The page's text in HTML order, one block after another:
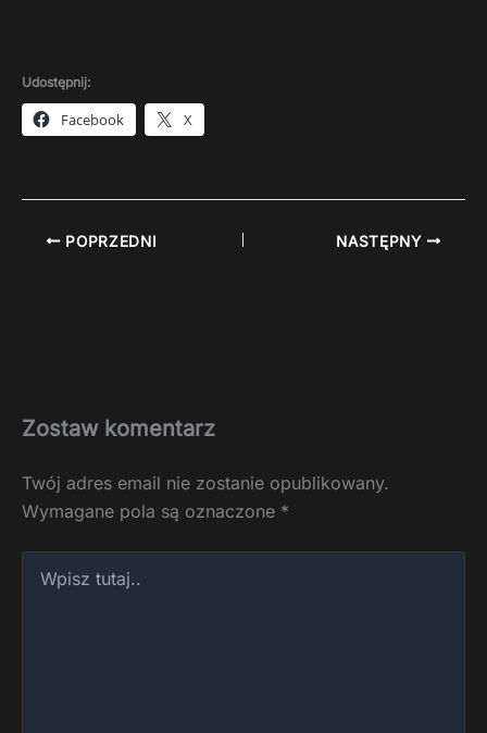
Udostępnij:
Facebook X
POPRZEDNI NASTĘPNY
Zostaw komentarz
Twój adres email nie zostanie opublikowany.
Wymagane pola są oznaczone *
tutaj..